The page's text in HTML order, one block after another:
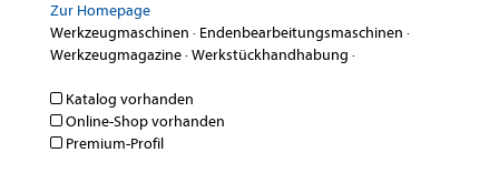
Zur Homepage
Werkzeugmaschinen · Endenbearbeitungsmaschinen ·
Werkzeugmagazine·Werkstückhandhabung ·
Katalog vorhanden
Online-Shop vorhanden
Premium-Profil